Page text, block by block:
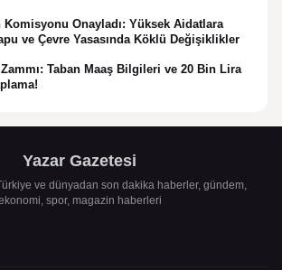
Komisyonu Onayladı: Yüksek Aidatlara
ve Çevre Yasasında Köklü Değişiklikler
Taban Maaş Bilgileri ve 20 Bin Lira
Yazar Gazetesi
ve dünyadan son dakika haberler, gündem,
spor, magazin haberleri